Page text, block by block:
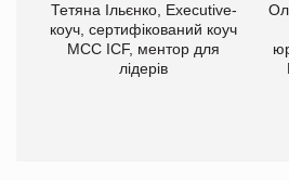
Тетяна Ільєнко, Executive-
коуч, сертифікований коуч
МСС ICF, ментор для
лідерів